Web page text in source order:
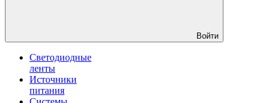
Войти
Светодиодные
ленты
Источники
питания